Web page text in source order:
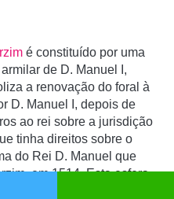
é constituí­do por uma
de D. Manuel I,
a renovação do foral à
D. Manuel I, depois de
ao rei sobre a jurisdição
tinha direitos sobre o
do Rei D. Manuel que
em 1514. Esta esfera